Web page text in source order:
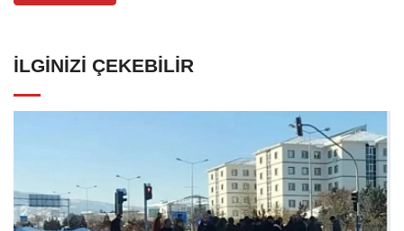
İLGINIZI ÇEKEBILIR